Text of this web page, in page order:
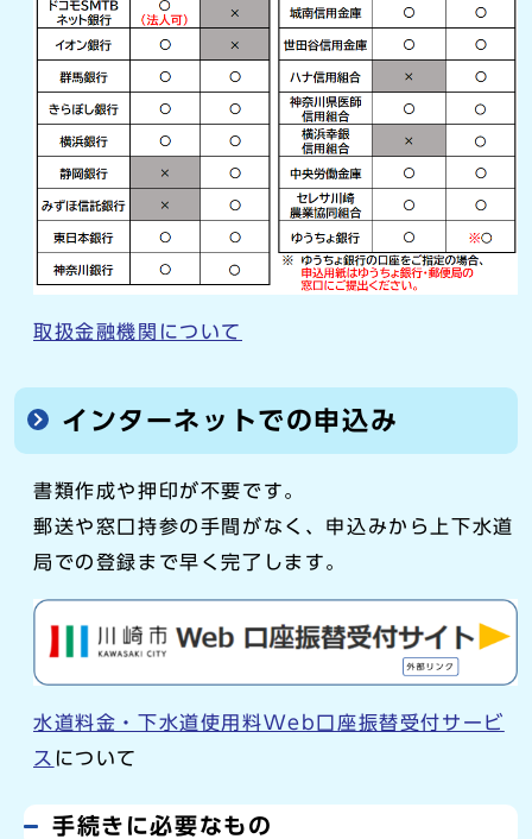
取扱金融機関について
インターネットでの申込み
書類作成や押印が不要です。
郵送や窓口持参の手間がなく、申込みから上下水道
局での登録まで早く完了します。
水道料金・下水道使用料Web口座振替受付サービ
ス について
手続きに必要なもの